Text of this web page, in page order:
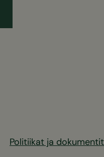
Politiikat ja dokumentit